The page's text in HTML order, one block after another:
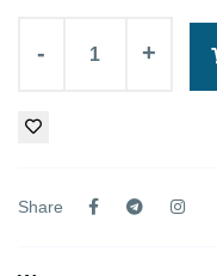
- +
Share